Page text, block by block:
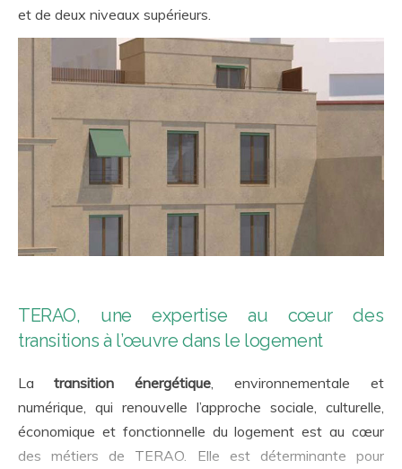
et de deux niveaux supérieurs.
TERAO, une expertise au cœur des
transitions à l’œuvre dans le logement
La transition énergétique, environnementale et
numérique, qui renouvelle l’approche sociale, culturelle,
économique et fonctionnelle du logement est au cœur
des métiers de TERAO. Elle est déterminante pour